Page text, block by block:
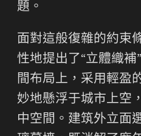
題。
面對這般復雜的約束
性地提出了“立體織補
間布局上，采用輕盈
妙地懸浮于城市上空
中空間。建筑外立面